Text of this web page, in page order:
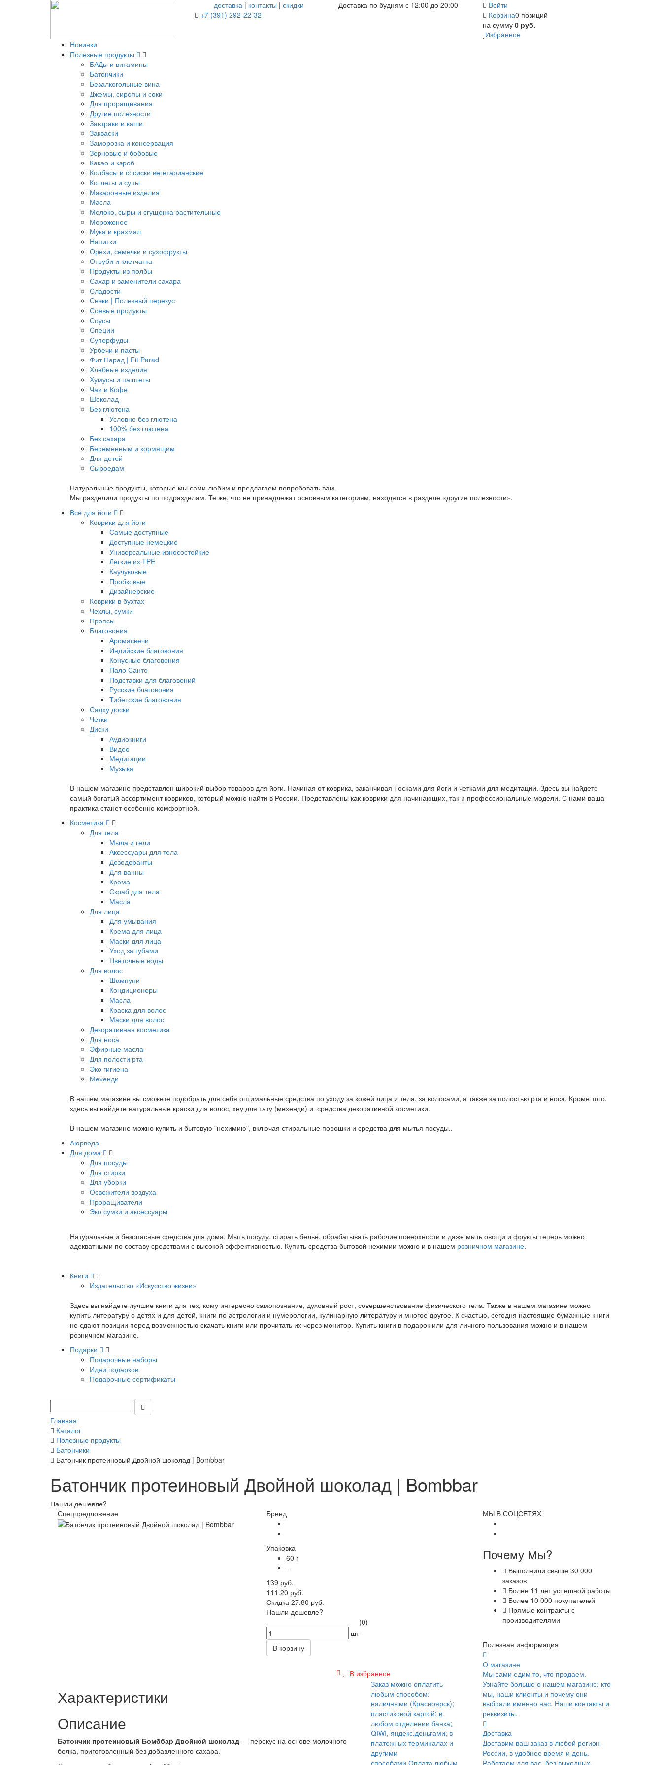
доставка | контакты |скидки
+7 (391) 292-22-32
Доставка по будням с 12:00 до 20:00
Войти
Корзина0 позиций
на сумму 0 руб.
Избранное
Новинки
Полезные продукты
БАДы и витамины
Батончики
Безалкогольные вина
Джемы, сиропы и соки
Для проращивания
Другие полезности
Завтраки и каши
Закваски
Заморозка и консервация
Зерновые и бобовые
Какао и кэроб
Колбасы и сосиски вегетарианские
Котлеты и супы
Макаронные изделия
Масла
Молоко, сыры и сгущенка растительные
Мороженое
Мука и крахмал
Напитки
Орехи, семечки и сухофрукты
Отруби и клетчатка
Продукты из полбы
Сахар и заменители сахара
Сладости
Снэки | Полезный перекус
Соевые продукты
Соусы
Специи
Суперфуды
Урбечи и пасты
Фит Парад | Fit Parad
Хлебные изделия
Хумусы и паштеты
Чаи и Кофе
Шоколад
Без глютена
Условно без глютена
100% без глютена
Без сахара
Беременным и кормящим
Для детей
Сыроедам
Натуральные продукты, которые мы сами любим и предлагаем попробовать вам.
Мы разделили продукты по подразделам. Те же, что не принадлежат основным категориям, находятся в разделе «другие полезности».
Всё для йоги
Коврики для йоги
Самые доступные
Доступные немецкие
Универсальные износостойкие
Легкие из TPE
Каучуковые
Пробковые
Дизайнерские
Коврики в бухтах
Чехлы, сумки
Пропсы
Благовония
Аромасвечи
Индийские благовония
Конусные благовония
Пало Санто
Подставки для благовоний
Русские благовония
Тибетские благовония
Садху доски
Четки
Диски
Аудиокниги
Видео
Медитации
Музыка
В нашем магазине представлен широкий выбор товаров для йоги. Начиная от коврика, заканчивая носками для йоги и четками для медитации. Здесь вы найдете
самый богатый ассортимент ковриков, который можно найти в России. Представлены как коврики для начинающих, так и профессиональные модели. С нами ваша
практика станет особенно комфортной.
Косметика
Для тела
Мыла и гели
Аксессуары для тела
Дезодоранты
Для ванны
Крема
Скраб для тела
Масла
Для лица
Для умывания
Крема для лица
Маски для лица
Уход за губами
Цветочные воды
Для волос
Шампуни
Кондиционеры
Масла
Краска для волос
Маски для волос
Декоративная косметика
Для носа
Эфирные масла
Для полости рта
Эко гигиена
Мехенди
В нашем магазине вы сможете подобрать для себя оптимальные средства по уходу за кожей лица и тела, за волосами, а также за полостью рта и носа. Кроме того,
здесь вы найдете натуральные краски для волос, хну для тату (мехенди) и средства декоративной косметики.
В нашем магазине можно купить и бытовую "нехимию", включая стиральные порошки и средства для мытья посуды..
Аюрведа
Для дома
Для посуды
Для стирки
Для уборки
Освежители воздуха
Проращиватели
Эко сумки и аксессуары
Натуральные и безопасные средства для дома. Мыть посуду, стирать бельё, обрабатывать рабочие поверхности и даже мыть овощи и фрукты теперь можно
адекватными по составу средствами с высокой эффективностью. Купить средства бытовой нехимии можно и в нашем розничном магазине.
Книги
Издательство «Искусство жизни»
Здесь вы найдете лучшие книги для тех, кому интересно самопознание, духовный рост, совершенствование физического тела. Также в нашем магазине можно
купить литературу о детях и для детей, книги по астрологии и нумерологии, кулинарную литературу и многое другое. К счастью, сегодня настоящие бумажные книги
не сдают позиции перед возможностью скачать книги или прочитать их через монитор. Купить книги в подарок или для личного пользования можно и в нашем
розничном магазине.
Подарки
Подарочные наборы
Идеи подарков
Подарочные сертификаты
Главная
Каталог
Полезные продукты
Батончики
Батончик протеиновый Двойной шоколад | Bombbar
Батончик протеиновый Двойной шоколад | Bombbar
Нашли дешевле?
Спецпредложение
Бренд
Упаковка
60 г
-
139 руб.
111.20 руб.
Скидка 27.80 руб.
Нашли дешевле?
(0)
шт
В корзину
В избранное
Характеристики
Описание
Батончик протеиновый Бомббар Двойной шоколад — перекус на основе молочного
белка, приготовленный без добавленного сахара.
Заказ можно оплатить
любым способом:
наличными (Красноярск);
пластиковой картой; в
любом отделении банка;
QIWI, яндекс.деньгами; в
платежных терминалах и
другими
способами.Оплата любым
МЫ В СОЦСЕТЯХ
Почему Мы?
Выполнили свыше 30 000
заказов
Более 11 лет успешной работы
Более 10 000 покупателей
Прямые контракты с
производителями
Полезная информация
О магазине
Мы сами едим то, что продаем.
Узнайте больше о нашем магазине: кто
мы, наши клиенты и почему они
выбрали именно нас. Наши контакты и
реквизиты.
Доставка
Доставим ваш заказ в любой регион
России, в удобное время и день.
Работаем для вас, без выходных.